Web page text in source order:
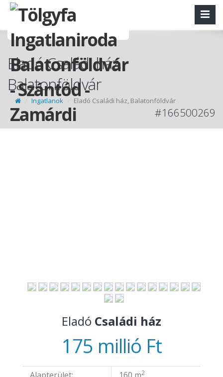
Eladó Családi ház,
Balatonföldvár
Ingatlanok Eladó Családi ház, Balatonföldvár
#166500269
Eladó Családi ház
175 millió Ft
2